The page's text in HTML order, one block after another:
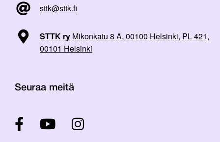
sttk@sttk.fi
STTK ry Mikonkatu 8 A, 00100 Helsinki, PL 421,
00101 Helsinki
Seuraa meitä